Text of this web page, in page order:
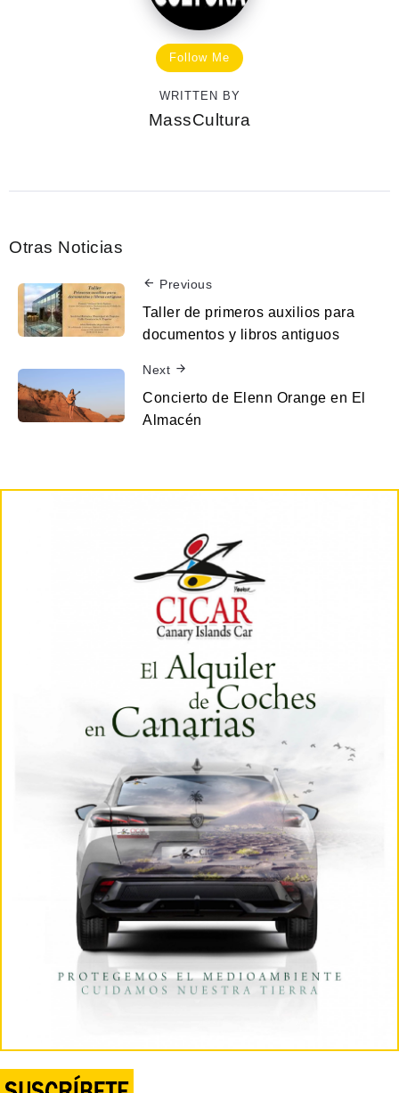
Follow Me
WRITTEN BY
MassCultura
Otras Noticias
Previous
Taller de primeros auxilios para
documentos y libros antiguos
Next
Concierto de Elenn Orange en El
Almacén